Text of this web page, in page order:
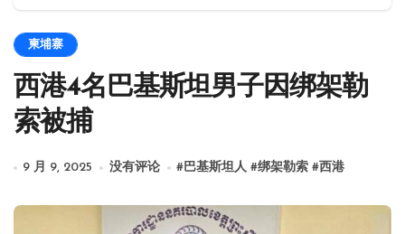
柬埔寨
西港4名巴基斯坦男子因绑架勒
索被捕
9 月 9, 2025 没有评论 #巴基斯坦人 #绑架勒索 #西港